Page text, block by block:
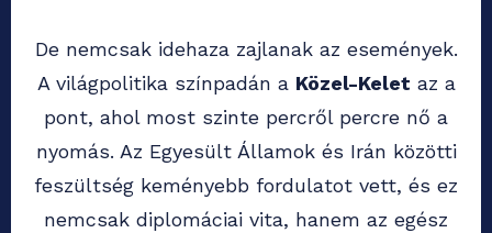
De nemcsak idehaza zajlanak az események.
A világpolitika színpadán a Közel-Kelet az a
pont, ahol most szinte percről percre nő a
nyomás. Az Egyesült Államok és Irán közötti
feszültség keményebb fordulatot vett, és ez
nemcsak diplomáciai vita, hanem az egész